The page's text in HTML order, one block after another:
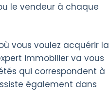
le vendeur à chaque
vous voulez acquérir la
immobilier va vous
qui correspondent à
également dans